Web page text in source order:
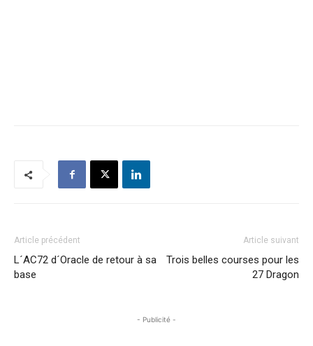
Article précédent
L´AC72 d´Oracle de retour à sa
base
Article suivant
Trois belles courses pour les
27 Dragon
- Publicité -